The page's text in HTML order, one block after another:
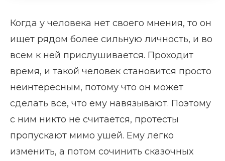
Когда у человека нет своего мнения, то он
ищет рядом более сильную личность, и во
всем к ней прислушивается. Проходит
время, и такой человек становится просто
неинтересным, потому что он может
сделать все, что ему навязывают. Поэтому
с ним никто не считается, протесты
пропускают мимо ушей. Ему легко
изменить, а потом сочинить сказочных